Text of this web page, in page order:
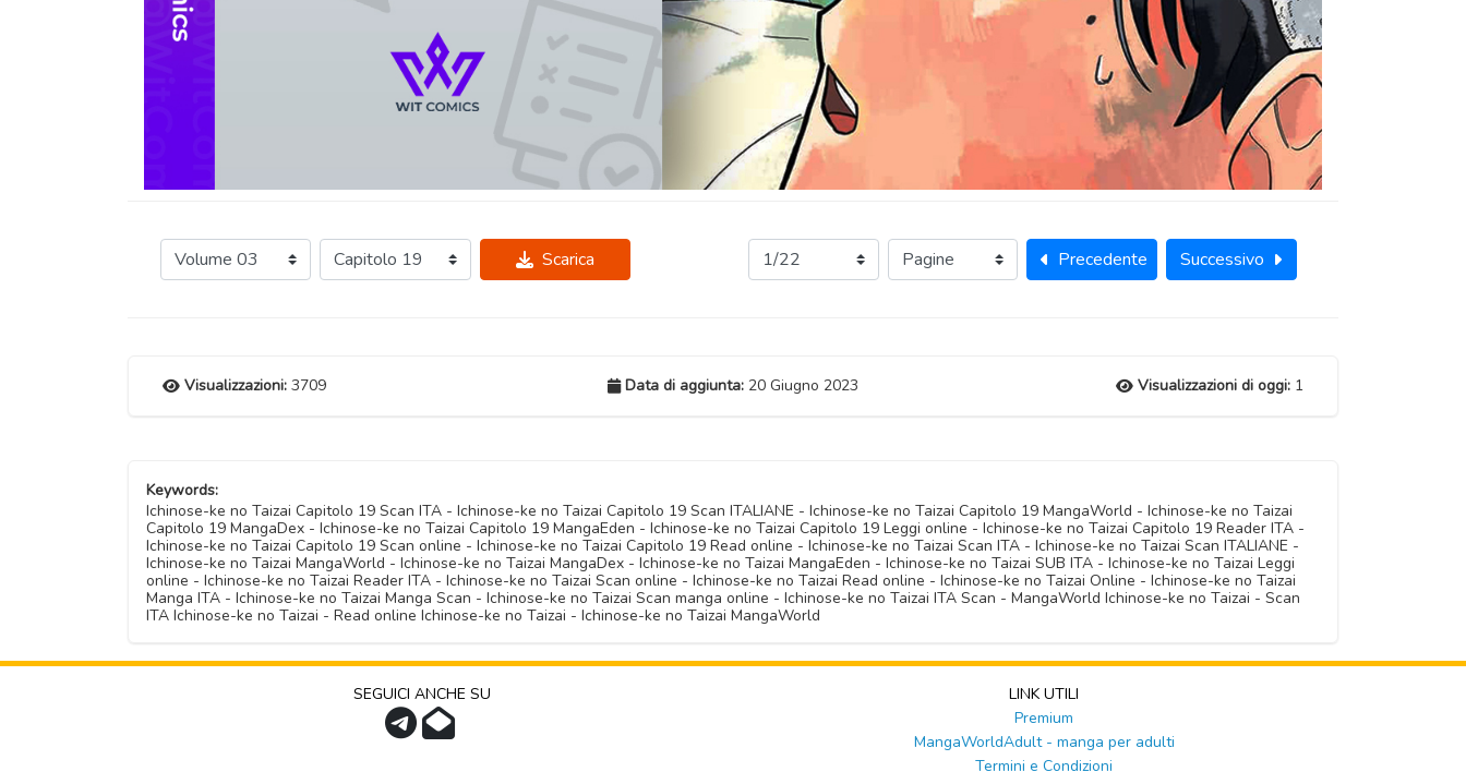
Scarica Precedente Successivo
Visualizzazioni: 3709 Data di aggiunta:20 Giugno 2023 Visualizzazioni di oggi:1
Keywords:
Ichinose-ke no Taizai Capitolo 19 Scan ITA - Ichinose-ke no Taizai Capitolo 19 Scan ITALIANE - Ichinose-ke no Taizai Capitolo 19 MangaWorld - Ichinose-ke no Taizai
Capitolo 19 MangaDex - Ichinose-ke no Taizai Capitolo 19 MangaEden - Ichinose-ke no Taizai Capitolo 19 Leggi online - Ichinose-ke no Taizai Capitolo 19 Reader ITA -
Ichinose-ke no Taizai Capitolo 19 Scan online - Ichinose-ke no Taizai Capitolo 19 Read online - Ichinose-ke no Taizai Scan ITA - Ichinose-ke no Taizai Scan ITALIANE -
Ichinose-ke no Taizai MangaWorld - Ichinose-ke no Taizai MangaDex - Ichinose-ke no Taizai MangaEden - Ichinose-ke no Taizai SUB ITA - Ichinose-ke no Taizai Leggi
online - Ichinose-ke no Taizai Reader ITA - Ichinose-ke no Taizai Scan online - Ichinose-ke no Taizai Read online - Ichinose-ke no Taizai Online - Ichinose-ke no Taizai
Manga ITA - Ichinose-ke no Taizai Manga Scan - Ichinose-ke no Taizai Scan manga online - Ichinose-ke no Taizai ITA Scan - MangaWorld Ichinose-ke no Taizai - Scan
ITA Ichinose-ke no Taizai - Read online Ichinose-ke no Taizai - Ichinose-ke no Taizai MangaWorld
SEGUICI ANCHE SU
LINK UTILI
Premium
MangaWorldAdult - manga per adulti
Termini e Condizioni